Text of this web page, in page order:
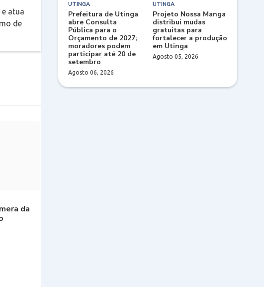
atua
de
da
UTINGA
Prefeitura de Utinga
abre Consulta
Pública para o
Orçamento de 2027;
moradores podem
participar até 20 de
setembro
Agosto 06, 2026
UTINGA
Projeto Nossa Manga
distribui mudas
gratuitas para
fortalecer a produção
em Utinga
Agosto 05, 2026